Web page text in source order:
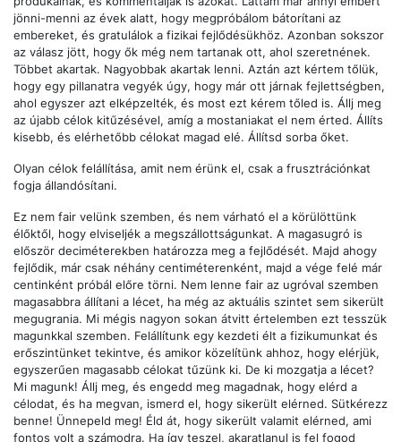
jönni-menni az évek alatt, hogy megpróbálom bátorítani az
embereket, és gratulálok a fizikai fejlődésükhöz. Azonban sokszor
az válasz jött, hogy ők még nem tartanak ott, ahol szeretnének.
Többet akartak. Nagyobbak akartak lenni. Aztán azt kértem tőlük,
hogy egy pillanatra vegyék úgy, hogy már ott járnak fejlettségben,
ahol egyszer azt elképzelték, és most ezt kérem tőled is. Állj meg
az újabb célok kitűzésével, amíg a mostaniakat el nem érted. Állíts
kisebb, és elérhetőbb célokat magad elé. Állítsd sorba őket.
Olyan célok felállítása, amit nem érünk el, csak a frusztrációnkat
fogja állandósítani.
Ez nem fair velünk szemben, és nem várható el a körülöttünk
élőktől, hogy elviseljék a megszállottságunkat. A magasugró is
először deciméterekben határozza meg a fejlődését. Majd ahogy
fejlődik, már csak néhány centiméterenként, majd a vége felé már
centinként próbál előre törni. Nem lenne fair az ugróval szemben
magasabbra állítani a lécet, ha még az aktuális szintet sem sikerült
megugrania. Mi mégis nagyon sokan átvitt értelemben ezt tesszük
magunkkal szemben. Felállítunk egy kezdeti élt a fizikumunkat és
erőszintünket tekintve, és amikor közelítünk ahhoz, hogy elérjük,
egyszerűen magasabb célokat tűzünk ki. De ki mozgatja a lécet?
Mi magunk! Állj meg, és engedd meg magadnak, hogy elérd a
célodat, és ha megvan, ismerd el, hogy sikerült elérned. Sütkérezz
benne! Ünnepeld meg! Éld át, hogy sikerült valamit elérned, ami
fontos volt a számodra. Ha így teszel, akaratlanul is fel fogod